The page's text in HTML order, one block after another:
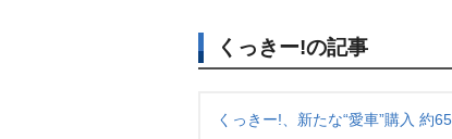
くっきー!の記事
くっきー!、新たな“愛車”購入 約